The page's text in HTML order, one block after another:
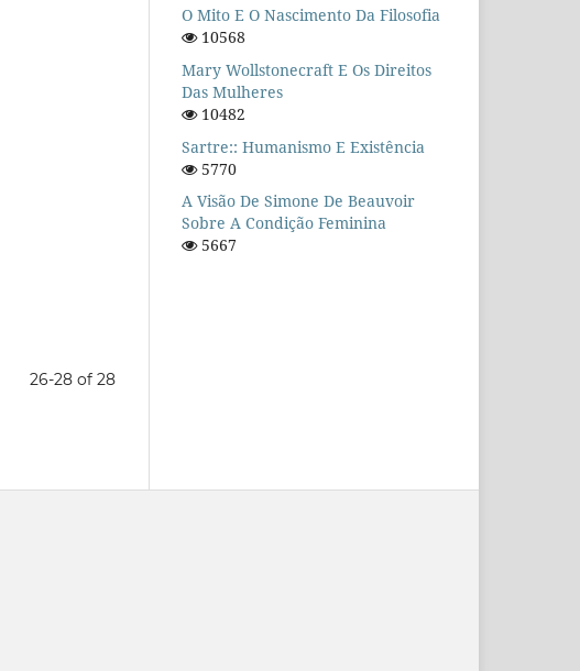
26-28 of 28
O Mito E O Nascimento Da Filosofia
10568
Mary Wollstonecraft E Os Direitos
Das Mulheres
10482
Sartre:: Humanismo E Existência
5770
A Visão De Simone De Beauvoir
Sobre A Condição Feminina
5667